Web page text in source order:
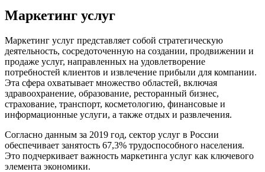
Маркетинг услуг
Маркетинг услуг представляет собой стратегическую
деятельность, сосредоточенную на создании, продвижении и
продаже услуг, направленных на удовлетворение
потребностей клиентов и извлечение прибыли для компании.
Эта сфера охватывает множество областей, включая
здравоохранение, образование, ресторанный бизнес,
страхование, транспорт, косметологию, финансовые и
информационные услуги, а также отдых и развлечения.
Согласно данным за 2019 год, сектор услуг в России
обеспечивает занятость 67,3% трудоспособного населения.
Это подчеркивает важность маркетинга услуг как ключевого
элемента экономики.